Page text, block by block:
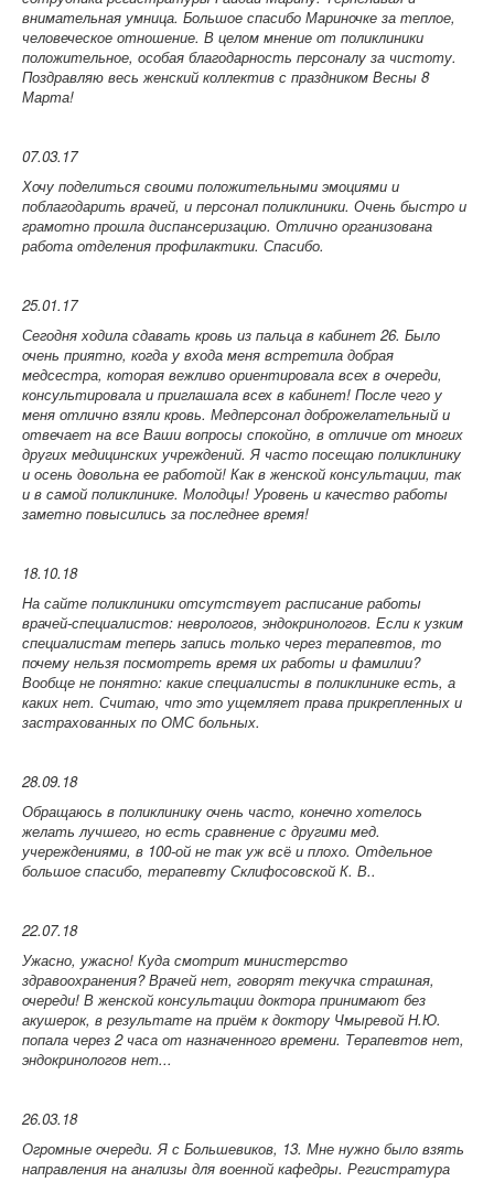
внимательная умница. Большое спасибо Мариночке за теплое,
человеческое отношение. В целом мнение от поликлиники
положительное, особая благодарность персоналу за чистоту.
Поздравляю весь женский коллектив с праздником Весны 8
Марта!
07.03.17
Хочу поделиться своими положительными эмоциями и
поблагодарить врачей, и персонал поликлиники. Очень быстро и
грамотно прошла диспансеризацию. Отлично организована
работа отделения профилактики. Спасибо.
25.01.17
Сегодня ходила сдавать кровь из пальца в кабинет 26. Было
очень приятно, когда у входа меня встретила добрая
медсестра, которая вежливо ориентировала всех в очереди,
консультировала и приглашала всех в кабинет! После чего у
меня отлично взяли кровь. Медперсонал доброжелательный и
отвечает на все Ваши вопросы спокойно, в отличие от многих
других медицинских учреждений. Я часто посещаю поликлинику
и осень довольна ее работой! Как в женской консультации, так
и в самой поликлинике. Молодцы! Уровень и качество работы
заметно повысились за последнее время!
18.10.18
На сайте поликлиники отсутствует расписание работы
врачей-специалистов: неврологов, эндокринологов. Если к узким
специалистам теперь запись только через терапевтов, то
почему нельзя посмотреть время их работы и фамилии?
Вообще не понятно: какие специалисты в поликлинике есть, а
каких нет. Считаю, что это ущемляет права прикрепленных и
застрахованных по ОМС больных.
28.09.18
Обращаюсь в поликлинику очень часто, конечно хотелось
желать лучшего, но есть сравнение с другими мед.
учереждениями, в 100-ой не так уж всё и плохо. Отдельное
большое спасибо, терапевту Склифосовской К. В..
22.07.18
Ужасно, ужасно! Куда смотрит министерство
здравоохранения? Врачей нет, говорят текучка страшная,
очереди! В женской консультации доктора принимают без
акушерок, в результате на приём к доктору Чмыревой Н.Ю.
попала через 2 часа от назначенного времени. Терапевтов нет,
эндокринологов нет...
26.03.18
Огромные очереди. Я с Большевиков, 13. Мне нужно было взять
направления на анализы для военной кафедры. Регистратура